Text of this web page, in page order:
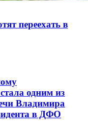
переехать в
одним из
Владимира
в ДФО